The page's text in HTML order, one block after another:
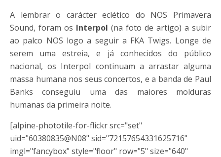
A lembrar o carácter eclético do NOS Primavera
Sound, foram os Interpol (na foto de artigo) a subir
ao palco NOS logo a seguir a FKA Twigs. Longe de
serem uma estreia, e já conhecidos do público
nacional, os Interpol continuam a arrastar alguma
massa humana nos seus concertos, e a banda de Paul
Banks conseguiu uma das maiores molduras
humanas da primeira noite.
[alpine-phototile-for-flickr src="set"
uid="60380835@N08" sid="72157654331625716"
imgl="fancybox" style="floor" row="5" size="640"